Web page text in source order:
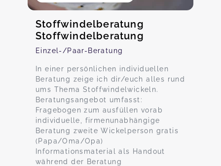
Stoffwindelberatung
Stoffwindelberatung
Einzel-/Paar-Beratung
In einer persönlichen individuellen
Beratung zeige ich dir/euch alles rund
ums Thema Stoffwindelwickeln.
Beratungsangebot umfasst:
Fragebogen zum ausfüllen vorab
individuelle, firmenunabhängige
Beratung zweite Wickelperson gratis
(Papa/Oma/Opa)
Informationsmaterial als Handout
während der Beratung